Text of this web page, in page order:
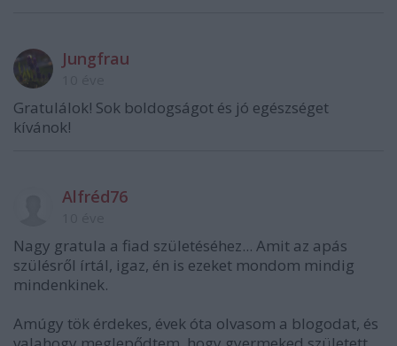
Jungfrau
Gratulálok! Sok boldogságot és jó egészséget
kívánok!
Alfréd76
Nagy gratula a fiad születéséhez... Amit az apás
szülésről írtál, igaz, én is ezeket mondom mindig
mindenkinek.
Amúgy tök érdekes, évek óta olvasom a blogodat, és